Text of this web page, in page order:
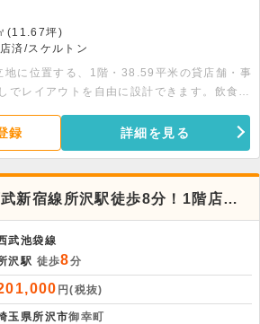
(11.67坪)
済/スケルトン
地に位置する、1階・38.59平米の貸店舗・事
でレイアウトを自由に設計できます。飲食不
録 詳細を見る
新宿線所沢駅徒歩8分！1階店舗
武池袋線
沢駅 徒歩8分
円(税抜)
玉県所沢市御幸町